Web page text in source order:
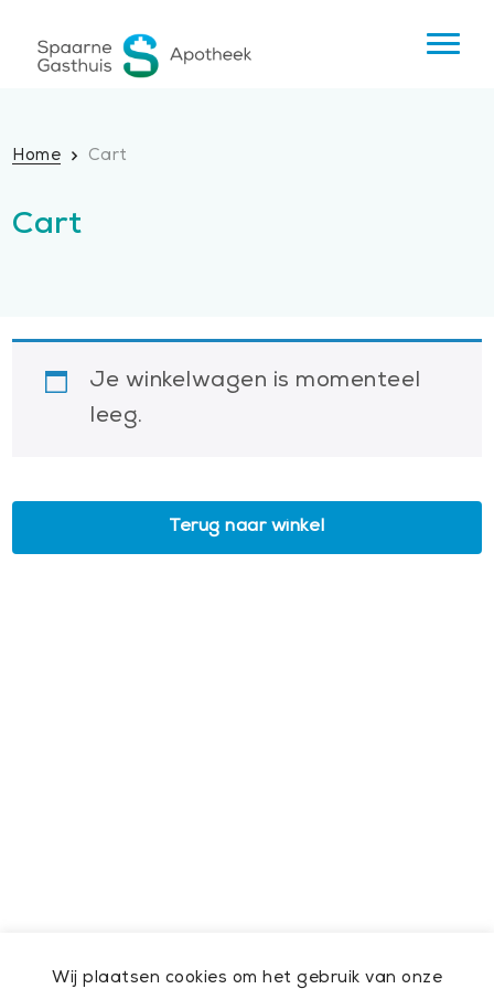
Home Cart
Cart
Je winkelwagen is momenteel
leeg.
Terug naar winkel
Wij plaatsen cookies om het gebruik van onze